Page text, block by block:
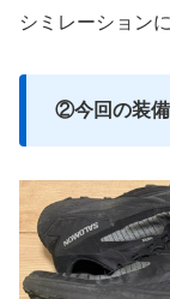
シミレーション
②今回の装備